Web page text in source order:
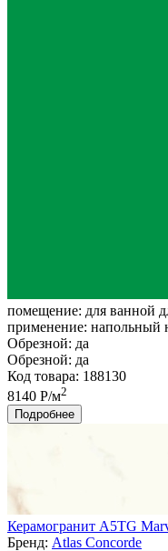
помещение: для ванной
применение: напольный
Обрезной: да
Обрезной: да
Код товара: 188130
8140 Р/м2
Подробнее
Керамогранит A5TG
Бренд: Atlas Concorde